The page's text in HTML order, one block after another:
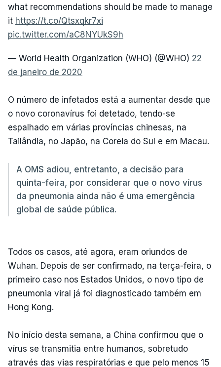
what recommendations should be made to manage
it https://t.co/Qtsxqkr7xi
pic.twitter.com/aC8NYUkS9h
— World Health Organization (WHO) (@WHO) 22
de janeiro de 2020
O número de infetados está a aumentar desde que
o novo coronavírus foi detetado, tendo-se
espalhado em várias províncias chinesas, na
Tailândia, no Japão, na Coreia do Sul e em Macau.
A OMS adiou, entretanto, a decisão para
quinta-feira, por considerar que o novo vírus
da pneumonia ainda não é uma emergência
global de saúde pública.
Todos os casos, até agora, eram oriundos de
Wuhan. Depois de ser confirmado, na terça-feira, o
primeiro caso nos Estados Unidos, o novo tipo de
pneumonia viral já foi diagnosticado também em
Hong Kong.
No início desta semana, a China confirmou que o
vírus se transmitia entre humanos, sobretudo
através das vias respiratórias e que pelo menos 15